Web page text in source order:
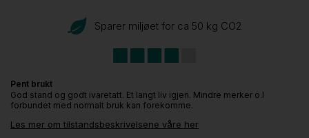
Sparer miljøet for ca 50 kg CO2
Pent brukt
God stand og godt ivaretatt. Et langt liv igjen. Mindre merker o.l
forbundet med normalt bruk kan forekomme.
Les mer om tilstandsbeskrivelsene våre her